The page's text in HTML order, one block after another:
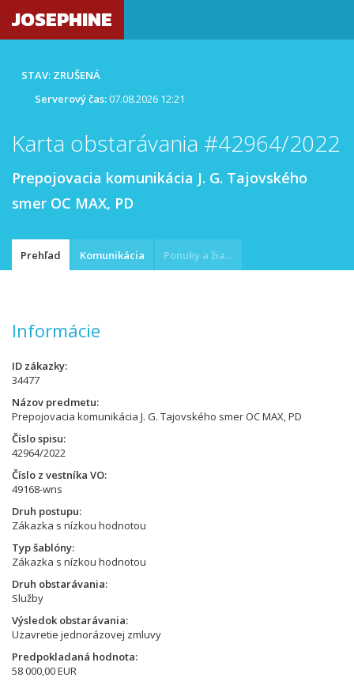
JOSEPHINE
STAV: ZRUŠENÁ
Serverový čas:07.08.2026 12:21
Karta obstarávania #42964/2022
Prepojovacia komunikácia J. G. Tajovského
smer OC MAX, PD
Prehľad Komunikácia Ponuky a žiadosti
Informácie
ID zákazky
34477
Názov predmetu
Prepojovacia komunikácia J. G. Tajovského smer OC MAX, PD
Číslo spisu
42964/2022
Číslo z vestníka VO
49168-wns
Druh postupu
Zákazka s nízkou hodnotou
Typ šablóny
Zákazka s nízkou hodnotou
Druh obstarávania
Služby
Výsledok obstarávania
Uzavretie jednorázovej zmluvy
Predpokladaná hodnota
58 000,00 EUR